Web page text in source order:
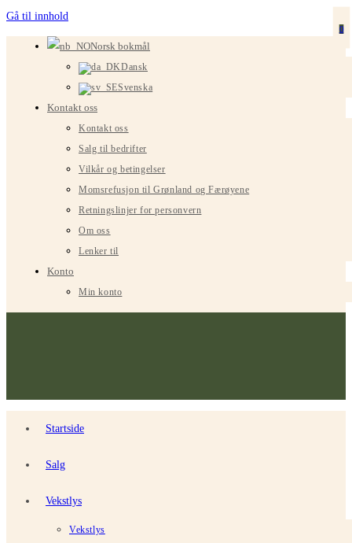
Gå til innhold
Norsk bokmål
Dansk
Svenska
Kontakt oss
Kontakt oss
Salg til bedrifter
Vilkår og betingelser
Momsrefusjon til Grønland og Færøyene
Retningslinjer for personvern
Om oss
Lenker til
Konto
Min konto
Startside
Salg
Vekstlys
Vekstlys
0